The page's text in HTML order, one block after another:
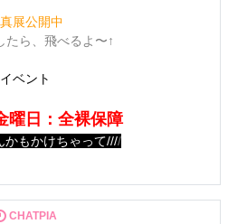
展公開中
たら、飛べるよ〜↑
イベント
曜日：全裸保障
かもかけちゃって////
るのIN予定】
CHATPIA